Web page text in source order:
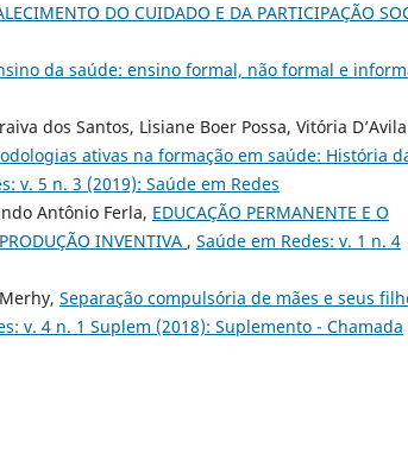
DO CUIDADO E DA PARTICIPAÇÃO
da saúde: ensino formal, não formal e
dos Santos, Lisiane Boer Possa, Vitória D’Avila
ativas na formação em saúde: História
v. 5 n. 3 (2019): Saúde em Redes
Antônio Ferla, EDUCAÇÃO PERMANENTE E O
INVENTIVA , Saúde em Redes: v. 1 n. 4
Separação compulsória de mães e seus
v. 4 n. 1 Suplem (2018): Suplemento - Chamada